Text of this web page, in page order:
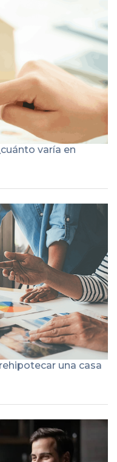
varía en
una casa